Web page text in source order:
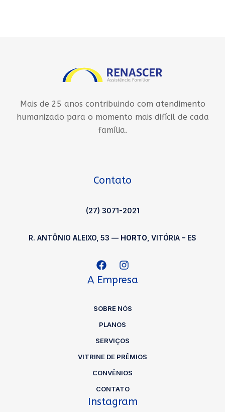
Mais de 25 anos contribuindo com atendimento
humanizado para o momento mais difícil de cada
família.
A Empresa
SOBRE NÓS
PLANOS
SERVIÇOS
VITRINE DE PRÊMIOS
CONVÊNIOS
CONTATO
Contato
(27) 3071-2021
R. ANTÔNIO ALEIXO, 53 — HORTO , VITÓRIA – ES
Instagram